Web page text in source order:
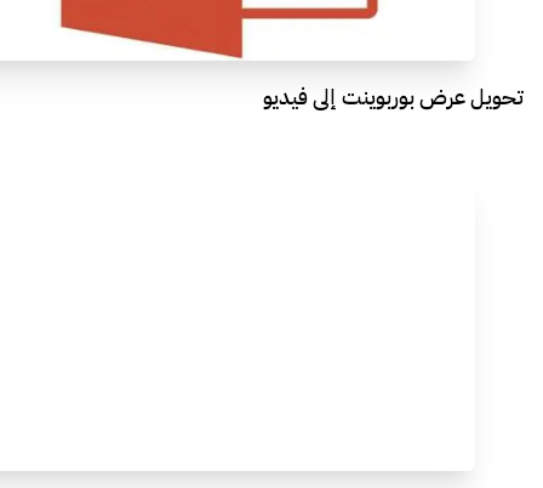
تحويل عرض بوربوينت إلى فيديو